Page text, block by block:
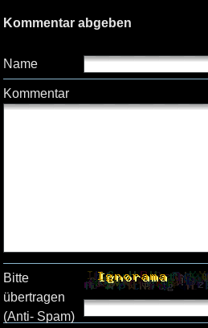
Kommentar abgeben
Name
Kommentar
Bitte
übertragen
(Anti- Spam)